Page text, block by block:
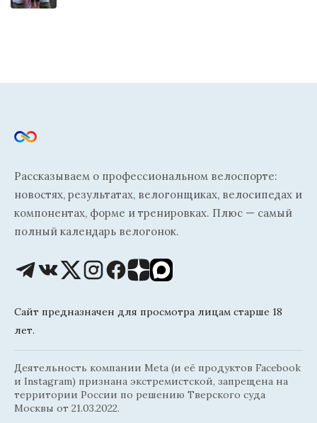
Рассказываем о профессиональном велоспорте:
новостях, результатах, велогонщиках, велосипедах и
компонентах, форме и тренировках. Плюс — самый
полный календарь велогонок.
Сайт предназначен для просмотра лицам старше 18
лет.
Деятельность компании Meta (и её продуктов Facebook
и Instagram) признана экстремистской, запрещена на
территории России по решению Тверского суда
Москвы от 21.03.2022.